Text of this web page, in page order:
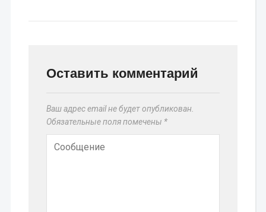
Оставить комментарий
Ваш адрес email не будет опубликован.
Обязательные поля помечены *